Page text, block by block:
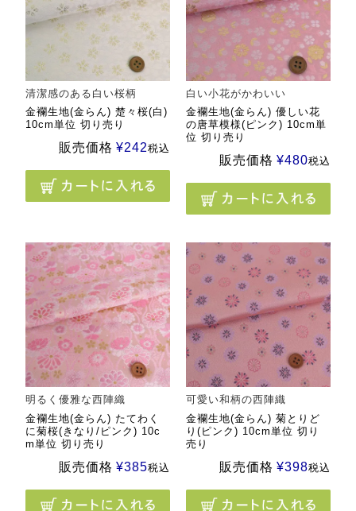
清潔感のある白い桜柄
金襴生地(金らん) 楚々桜(白)
10cm単位 切り売り
販売価格 ¥242税込
白い小花がかわいい
金襴生地(金らん) 優しい花
の唐草模様(ピンク) 10cm単
位 切り売り
販売価格 ¥480税込
明るく優雅な西陣織
金襴生地(金らん) たてわく
に菊桜(きなり/ピンク) 10c
m単位 切り売り
販売価格 ¥385税込
可愛い和柄の西陣織
金襴生地(金らん) 菊とりど
り(ピンク) 10cm単位 切り
売り
販売価格 ¥398税込